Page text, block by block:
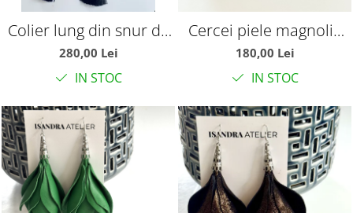
Colier lung din snur de
piele si ciucuri
280,00 Lei
IN STOC
Cercei piele magnolie
verde stralucitor
180,00 Lei
IN STOC